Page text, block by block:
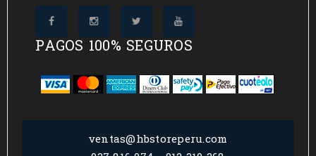
PAGOS 100% SEGUROS
ventas@hbstoreperu.com